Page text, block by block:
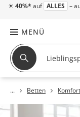
☀ 40%* auf ALLES –
MENÜ
Betten